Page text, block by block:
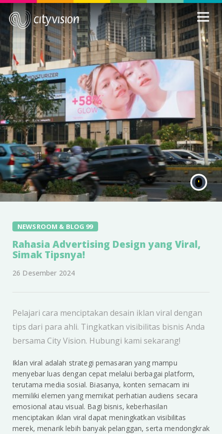
NEWSROOM & BLOG 99
Rahasia Advertising Design yang Viral,
Simak Tipsnya!
26 Desember 2024
Pelajari cara menciptakan desain iklan viral dengan
tips dari para ahli. Tingkatkan visibilitas bisnis Anda
bersama City Vision. Hubungi kami sekarang!
Iklan viral adalah strategi pemasaran yang mampu
menyebar luas dengan cepat melalui berbagai platform,
terutama media sosial. Biasanya, konten semacam ini
memiliki elemen yang memikat perhatian audiens secara
emosional atau visual. Bagi bisnis, keberhasilan
menciptakan iklan viral dapat meningkatkan visibilitas
merek, menarik lebih banyak pelanggan, serta mendongkrak